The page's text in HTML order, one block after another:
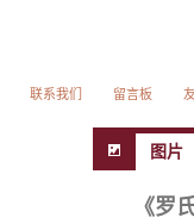
联系我们 留言板
图片
《罗